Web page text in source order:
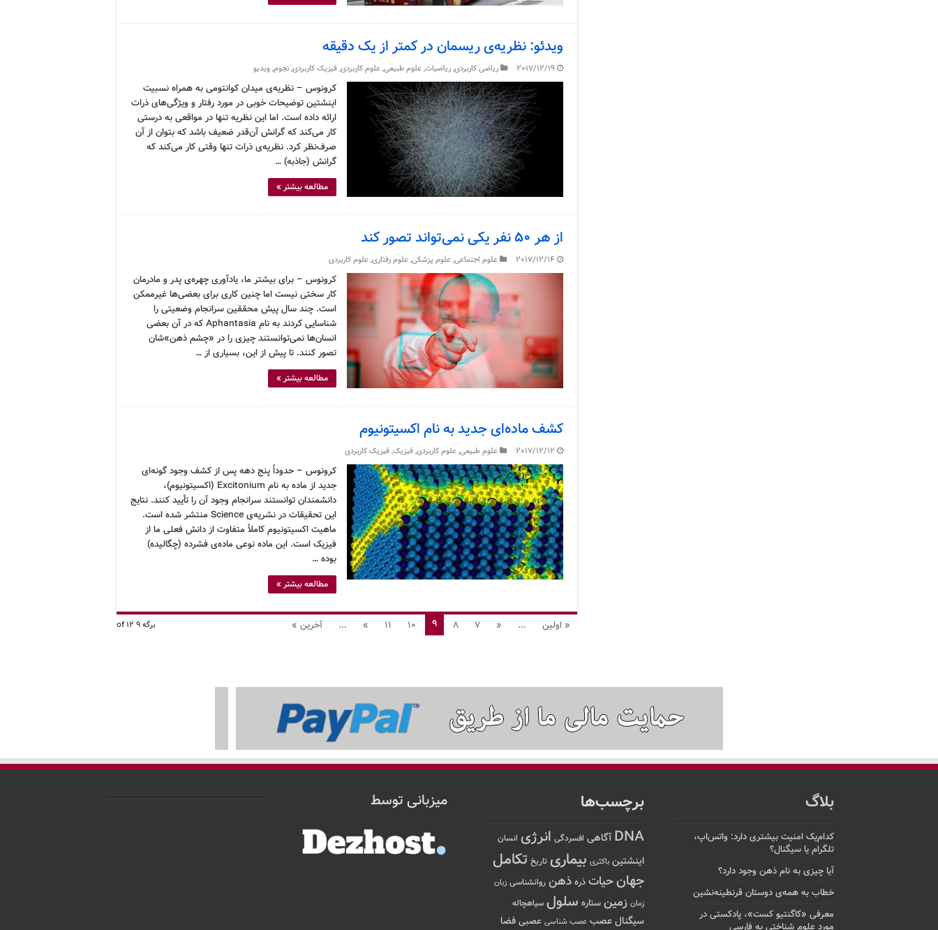
ویدئو: نظریه‌ی ریسمان در کمتر از یک دقیقه
2017/12/19 ریاضی کاربردی,ریاضیات,علوم طبیعی,علوم کاربردی,فیزیک کاربردی,نجوم,ویدیو
کرونوس – نظریه‌ی میدان کوانتومی به همراه نسبیت
اینشتین توضیحات خوبی در مورد رفتار و ویژگی‌های ذرات
ارائه داده است. اما این نظریه تنها در مواقعی به درستی
کار می‌کند که گرانش آن‌قدر ضعیف باشد که بتوان از آن
صرف‌نظر کرد. نظریه‌ی ذرات تنها وقتی کار می‌کند که
گرانش (جاذبه) …
مطالعه بیشتر »
از هر ۵۰ نفر یکی نمی‌تواند تصور کند
2017/12/14 علوم اجتماعی,علوم پزشکی,علوم رفتاری,علوم کاربردی
کرونوس – برای بیشتر ما، یادآوری چهره‌ی پدر و مادرمان
کار سختی نیست اما چنین کاری برای بعضی‌ها غیرممکن
است. چند سال پیش محققین سرانجام وضعیتی را
شناسایی کردند به نام Aphantasia که در آن بعضی
انسان‌ها نمی‌توانستند چیزی را در «چشم ذهن»شان
تصور کنند. تا پیش از این، بسیاری از …
مطالعه بیشتر »
کشف ماده‌ای جدید به نام اکسیتونیوم
2017/12/12 علوم طبیعی,علوم کاربردی,فیزیک,فیزیک کاربردی
کرونوس – حدوداً پنج دهه پس از کشف وجود گونه‌ای
جدید از ماده به نام Excitonium (اکسیتونیوم)،
دانشمندان توانستند سرانجام وجود آن را تأیید کنند. نتایج
این تحقیقات در نشریه‌ی Science منتشر شده است.
ماهیت اکسیتونیوم کاملاً متفاوت از دانش فعلی ما از
فیزیک است. این ماده نوعی ماده‌ی فشرده (چگالیده)
بوده …
مطالعه بیشتر »
برگه 9 of 12 « اولین ...
«
7
8
9
10
11
»
... آخرین »
بلاگ
کدام‌یک امنیت بیشتری دارد: واتس‌اپ،
تلگرام یا سیگنال؟
آیا چیزی به نام ذهن وجود دارد؟
خطاب به همه‌ی دوستان قرنطینه‌نشین
معرفی «کاگنتیو کست»، پادکستی در
مورد علوم شناختی به فارسی
برچسب‌ها
DNA آگاهی افسردگی انرژی انسان
اینشتین باکتری بیماری تاریخ تکامل
جهانحیات ذره ذهن روانشناسی زبان
زمان زمین ستاره سلول سیاهچاله
سیگنالعصب عصب شناسی عصبی فضا
میزبانی توسط